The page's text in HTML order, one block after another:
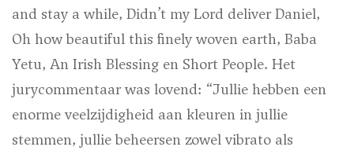
and stay a while, Didn’t my Lord deliver Daniel,
Oh how beautiful this finely woven earth, Baba
Yetu, An Irish Blessing en Short People. Het
jurycommentaar was lovend: “Jullie hebben een
enorme veelzijdigheid aan kleuren in jullie
stemmen, jullie beheersen zowel vibrato als